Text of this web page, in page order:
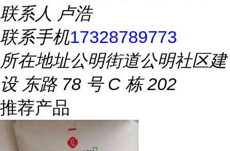
联系人 卢浩
联系手机17328789773
所在地址公明街道公明社区建
设 东路 78 号 C 栋 202
推荐产品